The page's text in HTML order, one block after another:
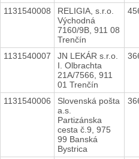
1131540008
RELIGIA, s.r.o.
Východná
7160/9B, 911 08
Trenčín
1131540007
JN LEKÁR s.r.o.
I. Olbrachta
21A/7566, 911
01 Trenčín
1131540006
Slovenská pošta
a.s.
Partizánska
cesta č.9, 975
99 Banská
Bystrica